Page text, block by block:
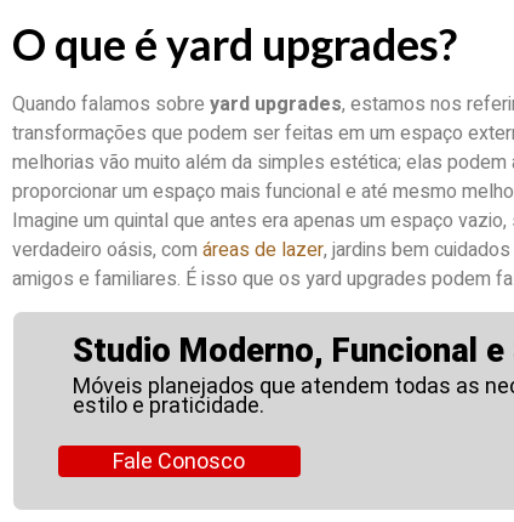
O que é yard upgrades?
Quando falamos sobre yard upgrades, estamos nos
transformações que podem ser feitas em um espaço
melhorias vão muito além da simples estética; elas podem
proporcionar um espaço mais funcional e até mesmo
Imagine um quintal que antes era apenas um espaço
verdadeiro oásis, com áreas de lazer, jardins bem
amigos e familiares. É isso que os yard upgrades podem
Studio Moderno, Funcional
Móveis planejados que atendem todas as
estilo e praticidade.
Fale Conosco